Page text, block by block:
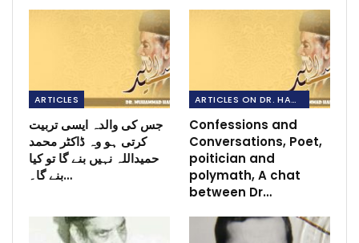
ARTICLES
جس کی والدہ ایسی تربیت
کرتی ہو وہ ڈاکٹر محمد
حمیداللہ نہیں بنے گا تو کیا
بنے گا۔…
ARTICLES ON DR. HAMIDULLAH
Confessions and
Conversations, Poet,
poitician and
polymath, A chat
between Dr…